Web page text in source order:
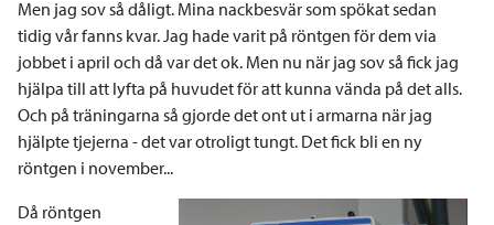
Men jag sov så dåligt. Mina nackbesvär som spökat sedan
tidig vår fanns kvar. Jag hade varit på röntgen för dem via
jobbet i april och då var det ok. Men nu när jag sov så fick jag
hjälpa till att lyfta på huvudet för att kunna vända på det alls.
Och på träningarna så gjorde det ont ut i armarna när jag
hjälpte tjejerna - det var otroligt tungt. Det fick bli en ny
röntgen i november...
Då röntgen